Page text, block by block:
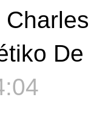
De
:04